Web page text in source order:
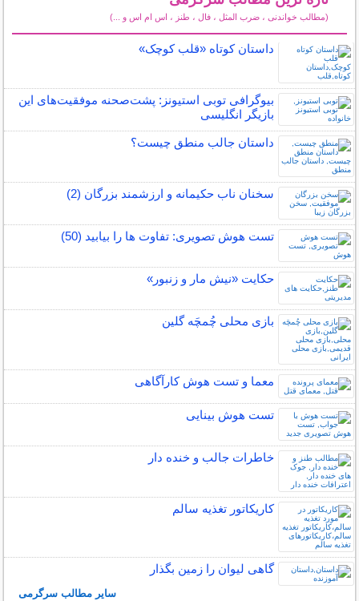
(مطالب خواندنی ، ضرب المثل ، فال ، طنز ، اس ام اس و ...)
داستان کوتاه «قلب کوچک»
بیوگرافی توبی استیونز: پشت‌صحنه موفقیت‌های این
بازیگر انگلیسی
داستان جالب منطق چیست؟
سخنان ناب حکیمانه و ارزشمند بزرگان (2)
تست هوش تصویری: تفاوت ها را بیابید (50)
حکایت «نیش مار و زنبور»
بازی محلی چُمچَه گلین
معما و تست هوش کارآگاهی
تست هوش بینایی
خاطرات جالب و خنده دار
کاریکاتور تغذیه سالم
گاهی ليوان را زمين بگذار
سایر مطالب سرگرمی